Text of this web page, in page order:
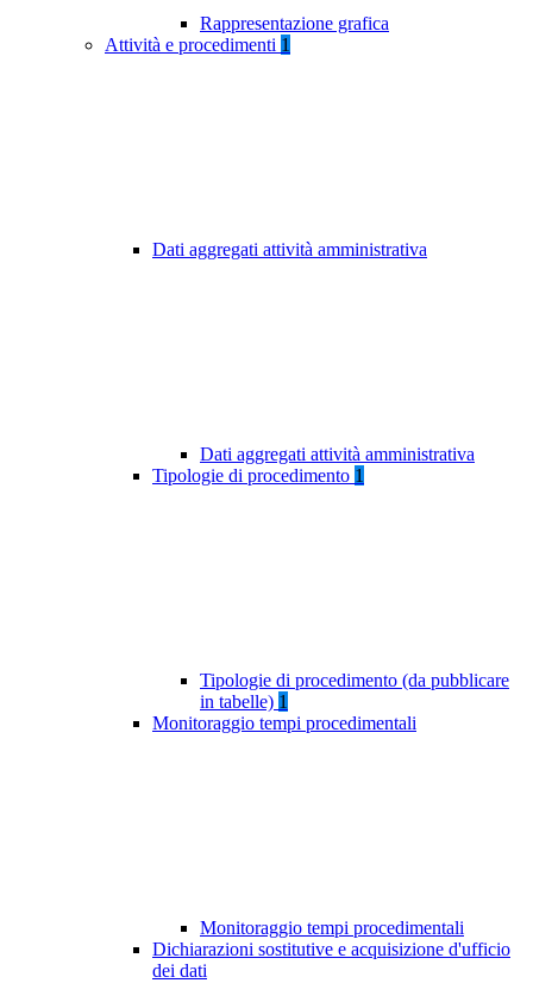
Rappresentazione grafica
Attività e procedimenti 1
Dati aggregati attività amministrativa
Dati aggregati attività amministrativa
Tipologie di procedimento 1
Tipologie di procedimento (da pubblicare
in tabelle) 1
Monitoraggio tempi procedimentali
Monitoraggio tempi procedimentali
Dichiarazioni sostitutive e acquisizione d'ufficio
dei dati